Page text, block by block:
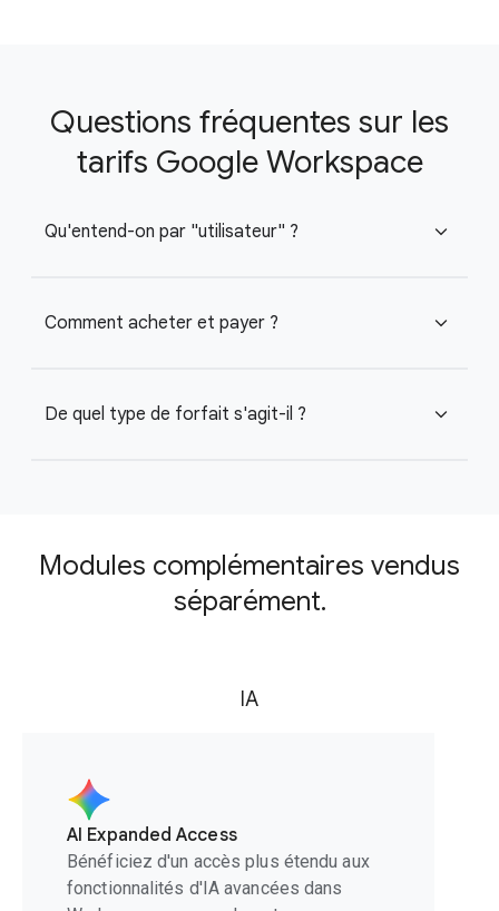
Questions fréquentes sur les
tarifs Google Workspace
Qu'entend-on par "utilisateur" ? expand_more
Comment acheter et payer ? expand_more
De quel type de forfait s'agit-il ? expand_more
Modules complémentaires vendus
séparément.
IA
AI Expanded Access
Bénéficiez d'un accès plus étendu aux
fonctionnalités d'IA avancées dans